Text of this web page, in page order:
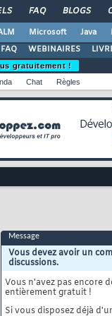
FAQ BLOGS
Microsoft Java
FAQ WEBINAIRES
gratuitement !
Chat Règles
Message
Vous devez avoir un
discussions.
Vous n'avez pas encore
entièrement gratuit !
Si vous disposez déjà